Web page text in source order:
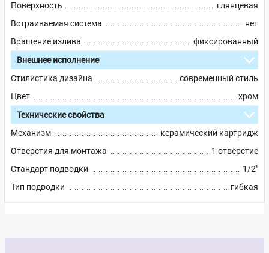
Поверхность
глянцевая
Встраиваемая система
нет
Вращение излива
фиксированный
Внешнее исполнение
Стилистика дизайна
современный стиль
Цвет
хром
Технические свойства
Механизм
керамический картридж
Отверстия для монтажа
1 отверстие
Стандарт подводки
1/2"
Тип подводки
гибкая